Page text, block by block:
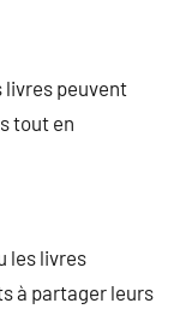
livres peuvent
tout en
les livres
à partager leurs